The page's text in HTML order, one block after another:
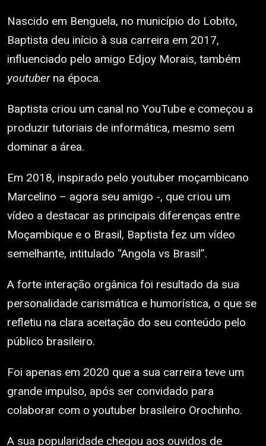
Nascido em Benguela, no município do Lobito,
Baptista deu início à sua carreira em 2017,
influenciado pelo amigo Edjoy Morais, também
youtuberna época.
Baptista criou um canal no YouTube e começou a
produzir tutoriais de informática, mesmo sem
dominar a área.
Em 2018, inspirado pelo youtuber moçambicano
Marcelino – agora seu amigo -, que criou um
vídeo a destacar as principais diferenças entre
Moçambique e o Brasil, Baptista fez um vídeo
semelhante, intitulado “Angola vs Brasil”.
A forte interação orgânica foi resultado da sua
personalidade carismática e humorística, o que se
refletiu na clara aceitação do seu conteúdo pelo
público brasileiro.
Foi apenas em 2020 que a sua carreira teve um
grande impulso, após ser convidado para
colaborar com o youtuber brasileiro Orochinho.
A sua popularidade chegou aos ouvidos de